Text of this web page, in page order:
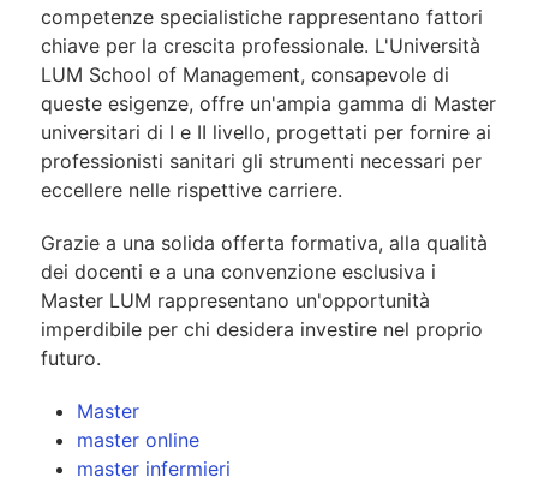
competenze specialistiche rappresentano fattori
chiave per la crescita professionale. L'Università
LUM School of Management, consapevole di
queste esigenze, offre un'ampia gamma di Master
universitari di I e II livello, progettati per fornire ai
professionisti sanitari gli strumenti necessari per
eccellere nelle rispettive carriere.
Grazie a una solida offerta formativa, alla qualità
dei docenti e a una convenzione esclusiva i
Master LUM rappresentano un'opportunità
imperdibile per chi desidera investire nel proprio
futuro.
Master
master online
master infermieri